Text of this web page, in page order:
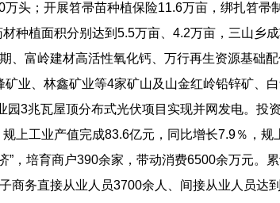
头；开展笤帚苗种植保险11.6万亩，绑扎笤
种植面积分别达到5.5万亩、4.2万亩，三山乡
、富岭建材高活性氧化钙、万行再生资源基础
业、林鑫矿业等4家矿山及山金红岭铅锌矿、
园3兆瓦屋顶分布式光伏项目实现并网发电。
上工业产值完成83.6亿元，同比增长7.9％，
”，培育商户390余家，带动消费6500余万元。
商务直接从业人员3700余人、间接从业人员